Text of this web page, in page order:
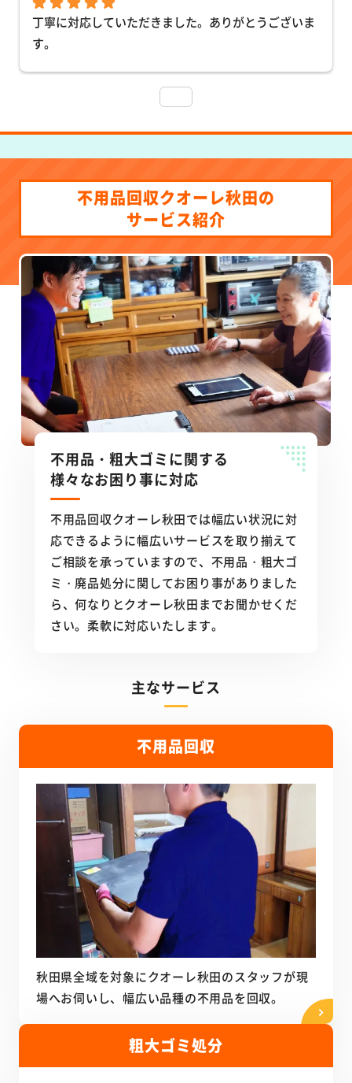
丁寧に対応していただきました。ありがとうございま
す。
不用品回収クオーレ秋田の
サービス紹介
不用品・粗大ゴミに関する
様々なお困り事に対応
不用品回収クオーレ秋田では幅広い状況に対
応できるように幅広いサービスを取り揃えて
ご相談を承っていますので、不用品・粗大ゴ
ミ・廃品処分に関してお困り事がありました
ら、何なりとクオーレ秋田までお聞かせくだ
さい。柔軟に対応いたします。
主なサービス
不用品回収
秋田県全域を対象にクオーレ秋田のスタッフが現
場へお伺いし、幅広い品種の不用品を回収。
粗大ゴミ処分